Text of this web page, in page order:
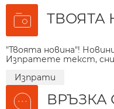
ТВОЯТА
"Твоята новина"!
Изпратете текст,
Изпрати
ВРЪЗКА